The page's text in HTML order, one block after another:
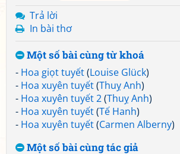
Trả lời
In bài thơ
Một số bài cùng từ khoá
- Hoa giọt tuyết(Louise Glück)
- Hoa xuyên tuyết(Thuỵ Anh)
- Hoa xuyên tuyết 2(Thuỵ Anh)
- Hoa xuyên tuyết(Tế Hanh)
- Hoa xuyên tuyết(Carmen Alberny)
Một số bài cùng tác giả